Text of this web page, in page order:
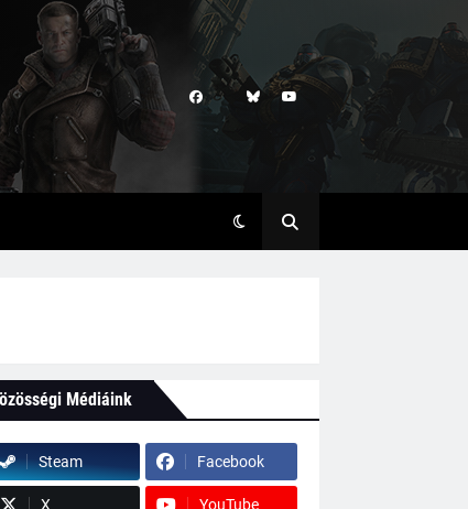
Médiáink
Steam Facebook
X YouTube